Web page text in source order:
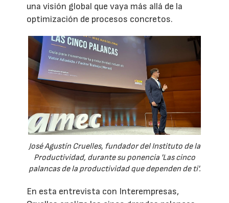
una visión global que vaya más allá de la
optimización de procesos concretos.
José Agustín Cruelles, fundador del Instituto de la
Productividad, durante su ponencia 'Las cinco
palancas de la productividad que dependen de ti'.
En esta entrevista con Interempresas,